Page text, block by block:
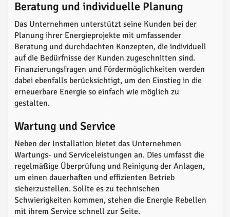
Beratung und individuelle Planung
Das Unternehmen unterstützt seine Kunden bei der
Planung ihrer Energieprojekte mit umfassender
Beratung und durchdachten Konzepten, die individuell
auf die Bedürfnisse der Kunden zugeschnitten sind.
Finanzierungsfragen und Fördermöglichkeiten werden
dabei ebenfalls berücksichtigt, um den Einstieg in die
erneuerbare Energie so einfach wie möglich zu
gestalten.
Wartung und Service
Neben der Installation bietet das Unternehmen
Wartungs- und Serviceleistungen an. Dies umfasst die
regelmäßige Überprüfung und Reinigung der Anlagen,
um einen dauerhaften und effizienten Betrieb
sicherzustellen. Sollte es zu technischen
Schwierigkeiten kommen, stehen die Energie Rebellen
mit ihrem Service schnell zur Seite.